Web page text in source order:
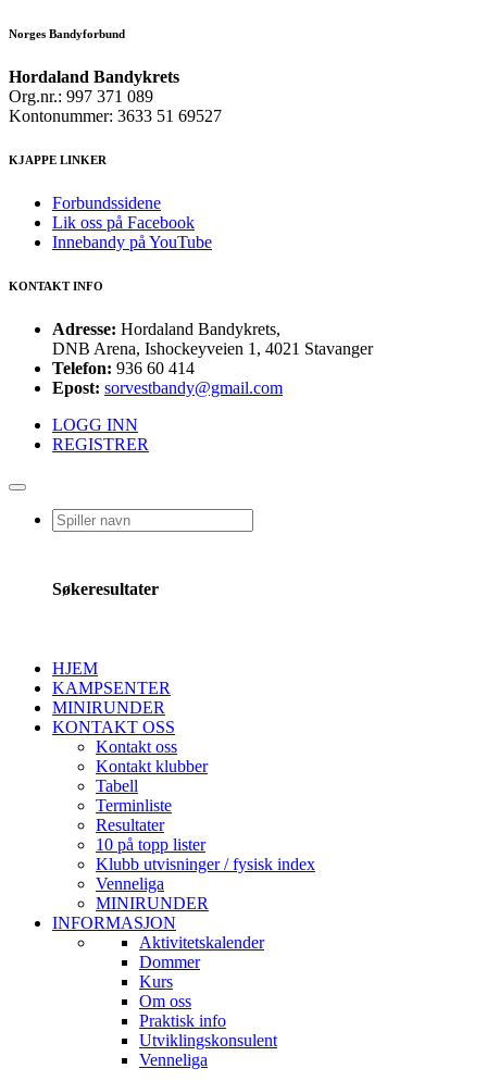
Norges Bandyforbund
Hordaland Bandykrets
Org.nr.: 997 371 089
Kontonummer: 3633 51 69527
KJAPPE LINKER
Forbundssidene
Lik oss på Facebook
Innebandy på YouTube
KONTAKT INFO
Adresse: Hordaland Bandykrets,
DNB Arena, Ishockeyveien 1, 4021 Stavanger
Telefon: 936 60 414
Epost: sorvestbandy@gmail.com
LOGG INN
REGISTRER
Søkeresultater
HJEM
KAMPSENTER
MINIRUNDER
KONTAKT OSS
Kontakt oss
Kontakt klubber
Tabell
Terminliste
Resultater
10 på topp lister
Klubb utvisninger / fysisk index
Venneliga
MINIRUNDER
INFORMASJON
Aktivitetskalender
Dommer
Kurs
Om oss
Praktisk info
Utviklingskonsulent
Venneliga